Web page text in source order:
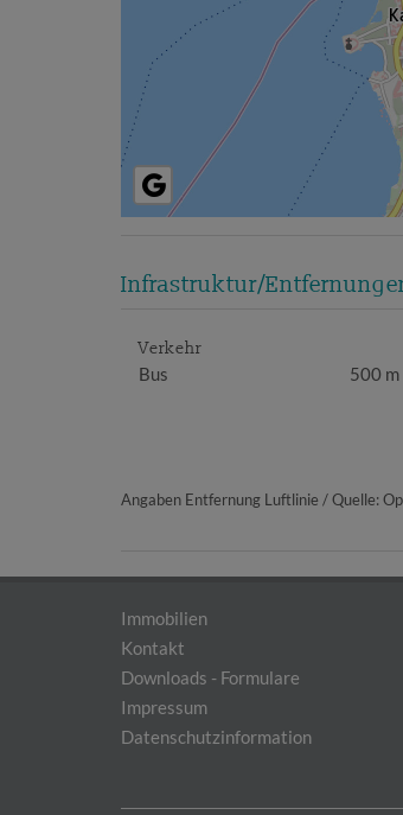
Infrastruktur/
Verkehr
Bus 500 m
Angaben Entfernung Luftlinie / Quelle:
Immobilien
Kontakt
Downloads - Formulare
Impressum
Datenschutzinformation